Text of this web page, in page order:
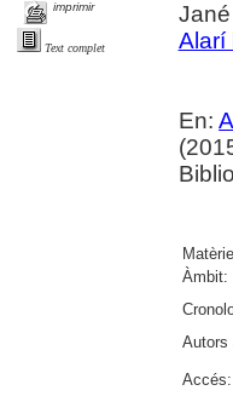
imprimir
Text complet
Alarí
En:
Àmbit:
Autors
Accés: